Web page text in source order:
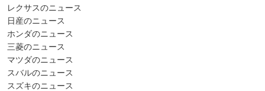
レクサスのニュース
日産のニュース
ホンダのニュース
三菱のニュース
マツダのニュース
スバルのニュース
スズキのニュース